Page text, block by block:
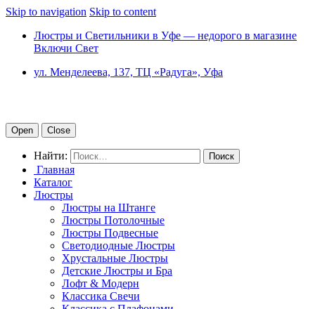
Skip to navigation Skip to content
Люстры и Светильники в Уфе — недорого в магазине
Включи Свет
ул. Менделеева, 137, ТЦ «Радуга», Уфа
Open Close
Найти:
Главная
Каталог
Люстры
Люстры на Штанге
Люстры Потолочные
Люстры Подвесные
Светодиодные Люстры
Хрустальные Люстры
Детские Люстры и Бра
Лофт & Модерн
Классика Свечи